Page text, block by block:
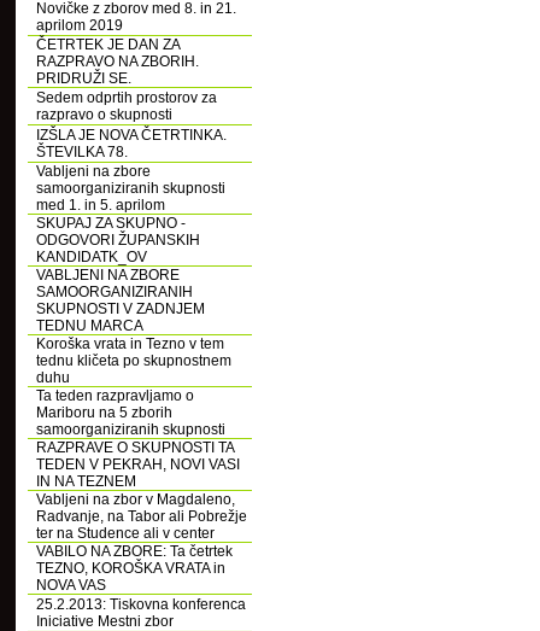
Novičke z zborov med 8. in 21.
aprilom 2019
ČETRTEK JE DAN ZA
RAZPRAVO NA ZBORIH.
PRIDRUŽI SE.
Sedem odprtih prostorov za
razpravo o skupnosti
IZŠLA JE NOVA ČETRTINKA.
ŠTEVILKA 78.
Vabljeni na zbore
samoorganiziranih skupnosti
med 1. in 5. aprilom
SKUPAJ ZA SKUPNO -
ODGOVORI ŽUPANSKIH
KANDIDATK_OV
VABLJENI NA ZBORE
SAMOORGANIZIRANIH
SKUPNOSTI V ZADNJEM
TEDNU MARCA
Koroška vrata in Tezno v tem
tednu kličeta po skupnostnem
duhu
Ta teden razpravljamo o
Mariboru na 5 zborih
samoorganiziranih skupnosti
RAZPRAVE O SKUPNOSTI TA
TEDEN V PEKRAH, NOVI VASI
IN NA TEZNEM
Vabljeni na zbor v Magdaleno,
Radvanje, na Tabor ali Pobrežje
ter na Studence ali v center
VABILO NA ZBORE: Ta četrtek
TEZNO, KOROŠKA VRATA in
NOVA VAS
25.2.2013: Tiskovna konferenca
Iniciative Mestni zbor